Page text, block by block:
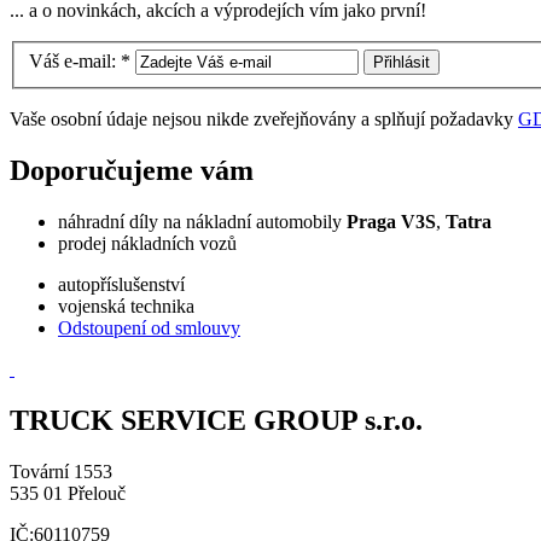
... a o novinkách, akcích a výprodejích vím jako první!
Váš e-mail: *
Vaše osobní údaje nejsou nikde zveřejňovány a splňují požadavky
Doporučujeme vám
náhradní díly na nákladní automobily Praga V3S, Tatra
prodej nákladních vozů
autopříslušenství
vojenská technika
Odstoupení od smlouvy
TRUCK SERVICE GROUP s.r.o.
Tovární 1553
535 01 Přelouč
IČ:60110759